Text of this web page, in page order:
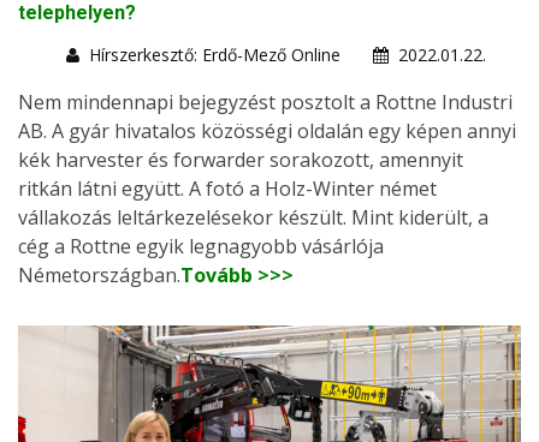
telephelyen?
Hírszerkesztő: Erdő-Mező Online
2022.01.22.
Nem mindennapi bejegyzést posztolt a Rottne Industri
AB. A gyár hivatalos közösségi oldalán egy képen annyi
kék harvester és forwarder sorakozott, amennyit
ritkán látni együtt. A fotó a Holz-Winter német
vállakozás leltárkezelésekor készült. Mint kiderült, a
cég a Rottne egyik legnagyobb vásárlója
Németországban.Tovább >>>